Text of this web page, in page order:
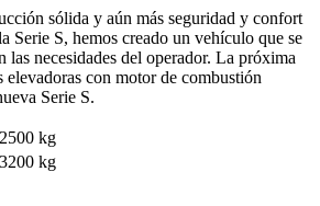
sólida y aún más seguridad y confort
Serie S, hemos creado un vehículo que se
las necesidades del operador. La próxima
elevadoras con motor de combustión
Serie S.
2500 kg
3200 kg